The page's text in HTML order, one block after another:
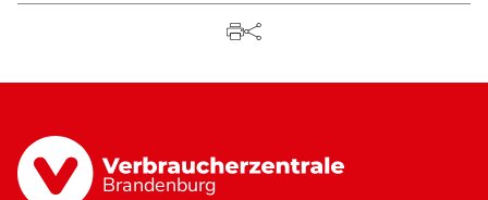
Brandenburg